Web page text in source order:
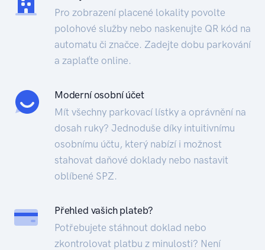
Pro zobrazení placené lokality povolte
polohové služby nebo naskenujte QR kód na
automatu či značce. Zadejte dobu parkování
a zaplaťte online.
Moderní osobní účet
Mít všechny parkovací lístky a oprávnění na
dosah ruky? Jednoduše díky intuitivnímu
osobnímu účtu, který nabízí i možnost
stahovat daňové doklady nebo nastavit
oblíbené SPZ.
Přehled vašich plateb?
Potřebujete stáhnout doklad nebo
zkontrolovat platbu z minulosti? Není